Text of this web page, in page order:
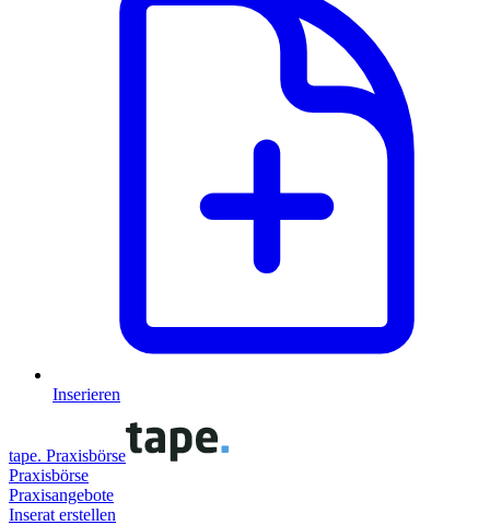
Inserieren
tape. Praxisbörse
Praxisbörse
Praxisangebote
Inserat erstellen